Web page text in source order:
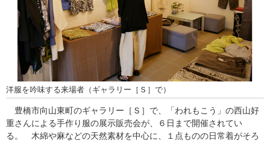
洋服を吟味する来場者（ギャラリー［Ｓ］で）
豊橋市向山東町のギャラリー［Ｓ］で、「われもこう」の西山好
重さんによる手作り服の展示販売会が、６日まで開催されてい
る。 木綿や麻などの天然素材を中心に、１点ものの日常着がそろ